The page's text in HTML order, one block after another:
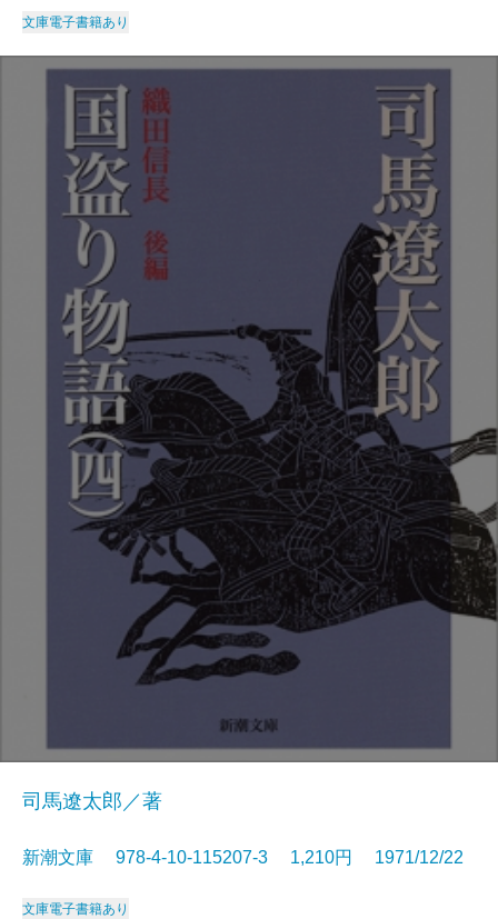
文庫電子書籍あり
司馬遼太郎／著
新潮文庫 978-4-10-115207-3 1,210円 1971/12/22
文庫電子書籍あり